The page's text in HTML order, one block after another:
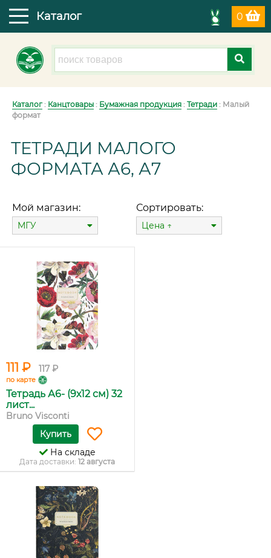
0
Каталог
Каталог: Канцтовары : Бумажная продукция : Тетради : Малый
формат
ТЕТРАДИ МАЛОГО
ФОРМАТА А6, А7
Мой магазин:
МГУ
Сортировать:
Цена ↑
111 ₽ 117 ₽
по карте
Тетрадь А6- (9х12 см) 32
лист...
Bruno Visconti
Купить
На складе
Дата доставки: 12 августа